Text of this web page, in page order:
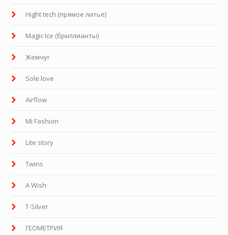
Hight tech (прямое литье)
Magic Ice (бриллианты)
Жемчуг
Sole love
Airflow
Mi Fashion
Lite story
Twins
A Wish
T-Silver
ГЕОМЕТРИЯ